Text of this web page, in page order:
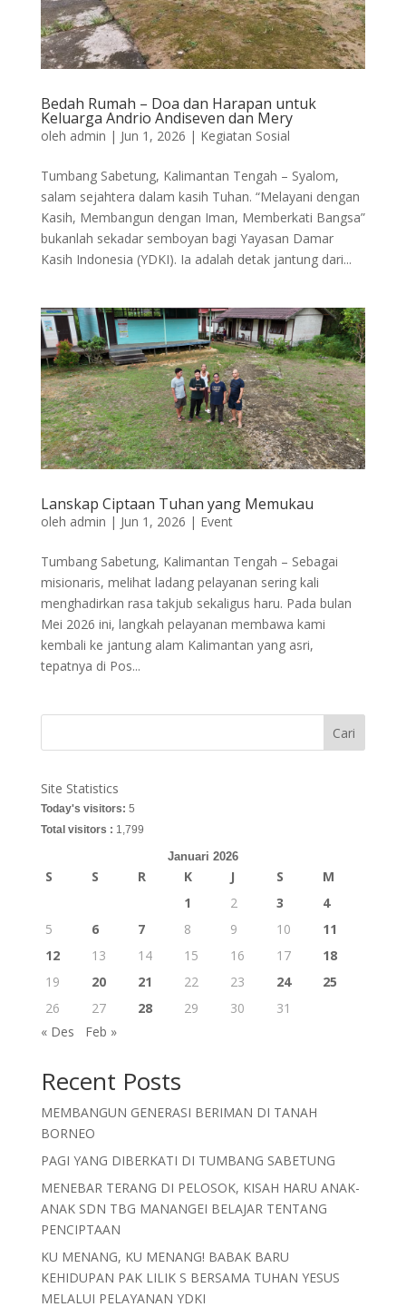
Bedah Rumah – Doa dan Harapan untuk
Keluarga Andrio Andiseven dan Mery
oleh admin | Jun 1, 2026 | Kegiatan Sosial
Tumbang Sabetung, Kalimantan Tengah – Syalom,
salam sejahtera dalam kasih Tuhan. “Melayani dengan
Kasih, Membangun dengan Iman, Memberkati Bangsa”
bukanlah sekadar semboyan bagi Yayasan Damar
Kasih Indonesia (YDKI). Ia adalah detak jantung dari...
Lanskap Ciptaan Tuhan yang Memukau
oleh admin | Jun 1, 2026 | Event
Tumbang Sabetung, Kalimantan Tengah – Sebagai
misionaris, melihat ladang pelayanan sering kali
menghadirkan rasa takjub sekaligus haru. Pada bulan
Mei 2026 ini, langkah pelayanan membawa kami
kembali ke jantung alam Kalimantan yang asri,
tepatnya di Pos...
Cari
Site Statistics
Today's visitors: 5
Total visitors : 1,799
Januari 2026
S S R K J S
M
1
2 3
4
5
6 7 8 9 10
11
12
13 14 15 16 17
18
19
20 21 22 23 24
25
26
27 28 29 30
31
« Des
Feb »
Recent Posts
MEMBANGUN GENERASI BERIMAN DI TANAH
BORNEO
PAGI YANG DIBERKATI DI TUMBANG SABETUNG
MENEBAR TERANG DI PELOSOK, KISAH HARU ANAK-
ANAK SDN TBG MANANGEI BELAJAR TENTANG
PENCIPTAAN
KU MENANG, KU MENANG! BABAK BARU
KEHIDUPAN PAK LILIK S BERSAMA TUHAN YESUS
MELALUI PELAYANAN YDKI